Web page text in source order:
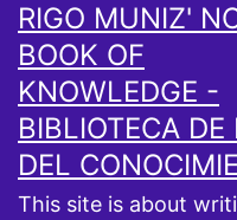
RIGO MUNIZ'
BOOK OF
KNOWLEDGE -
BIBLIOTECA DE
DEL
This site is about